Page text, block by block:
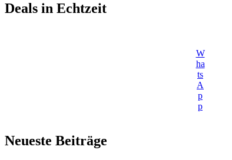
Deals in Echtzeit
W
ha
ts
A
p
p
Neueste Beiträge